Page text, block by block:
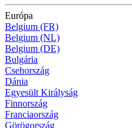
Európa
Belgium (FR)
Belgium (NL)
Belgium (DE)
Bulgária
Csehország
Dánia
Egyesült Királyság
Finnország
Franciaország
Görögország